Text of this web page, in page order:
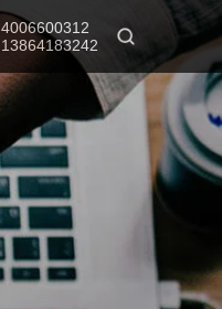
4006600312
13864183242